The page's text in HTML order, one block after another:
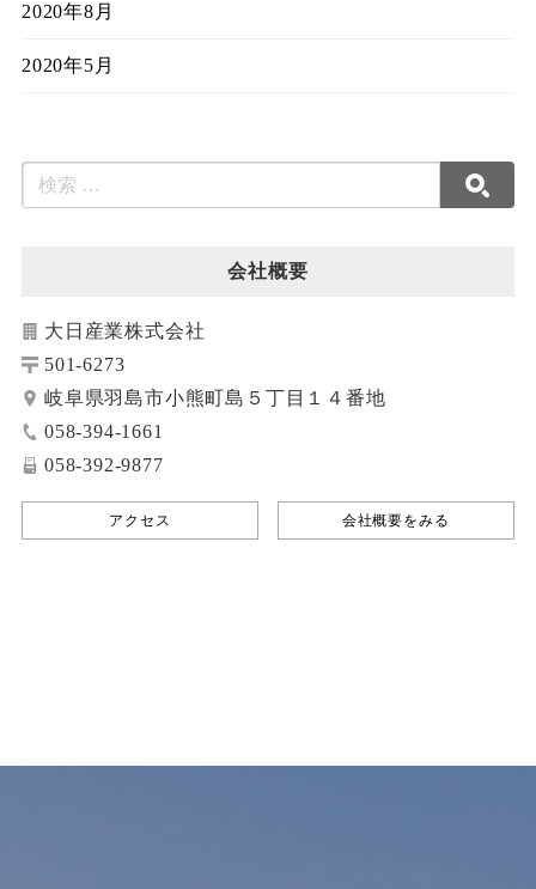
2020年8月
2020年5月
会社概要
大日産業株式会社
501-6273
岐阜県羽島市小熊町島５丁目１４番地
058-394-1661
058-392-9877
アクセス 会社概要をみる